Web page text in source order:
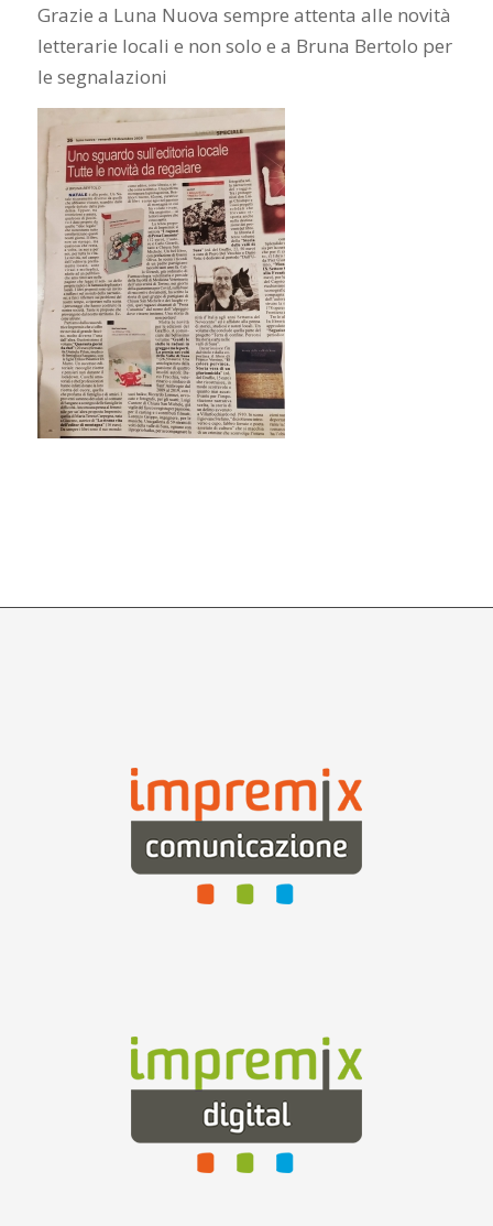
Grazie a Luna Nuova sempre attenta alle novità
letterarie locali e non solo e a Bruna Bertolo per
le segnalazioni